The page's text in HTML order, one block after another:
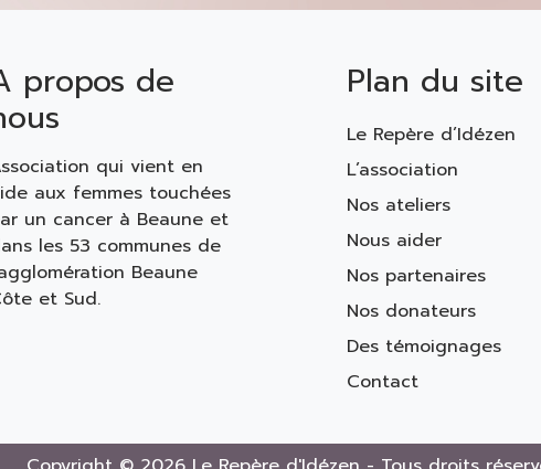
propos de
qui vient en
aux femmes touchées
un cancer à Beaune et
les 53 communes de
Beaune
et Sud.
Plan du site
Le Repère d’Idézen
L’association
Nos ateliers
Nous aider
Nos partenaires
Nos donateurs
Des témoignages
Contact